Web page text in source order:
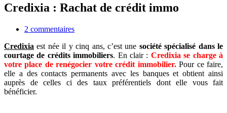
Credixia : Rachat de crédit immo
2 commentaires
Credixia est née il y cinq ans, c’est une société spécialisé dans le
courtage de crédits immobiliers. En clair : Credixia se charge à
votre place de renégocier votre crédit immobilier.Pour ce faire,
elle a des contacts permanents avec les banques et obtient ainsi
auprès de celles ci des taux préférentiels dont elle vous fait
bénéficier.